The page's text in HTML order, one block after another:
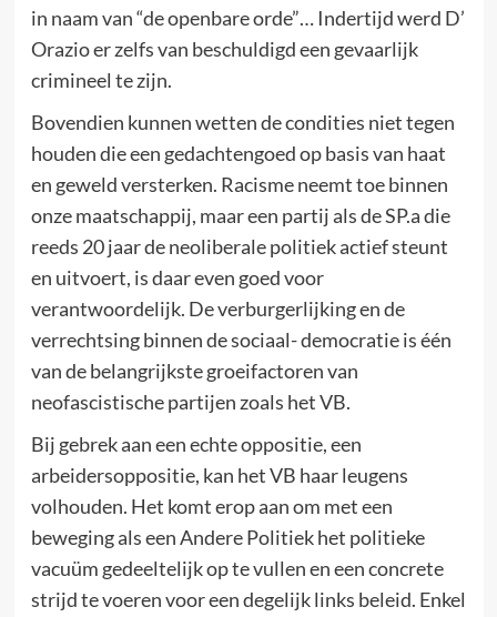
in naam van “de openbare orde”… Indertijd werd D’
Orazio er zelfs van beschuldigd een gevaarlijk
crimineel te zijn.
Bovendien kunnen wetten de condities niet tegen
houden die een gedachtengoed op basis van haat
en geweld versterken. Racisme neemt toe binnen
onze maatschappij, maar een partij als de SP.a die
reeds 20 jaar de neoliberale politiek actief steunt
en uitvoert, is daar even goed voor
verantwoordelijk. De verburgerlijking en de
verrechtsing binnen de sociaal- democratie is één
van de belangrijkste groeifactoren van
neofascistische partijen zoals het VB.
Bij gebrek aan een echte oppositie, een
arbeidersoppositie, kan het VB haar leugens
volhouden. Het komt erop aan om met een
beweging als een Andere Politiek het politieke
vacuüm gedeeltelijk op te vullen en een concrete
strijd te voeren voor een degelijk links beleid. Enkel